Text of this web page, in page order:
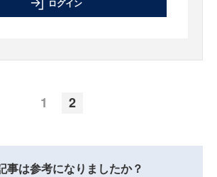
1 2
事は参考になりましたか？